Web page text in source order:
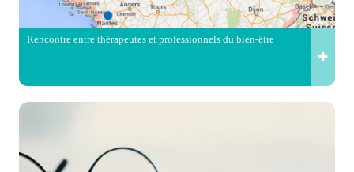
Rencontre entre thérapeutes et professionnels du bien-être